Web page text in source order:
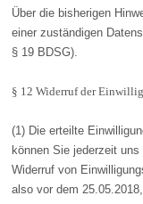
Über die bisherigen
einer zuständigen
§ 19 BDSG).
§ 12 Widerruf der
(1) Die erteilte
können Sie jederzeit
Widerruf von
also vor dem